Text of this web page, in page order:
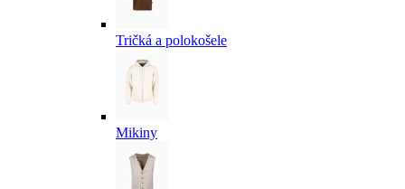
Tričká a polokošele
Mikiny